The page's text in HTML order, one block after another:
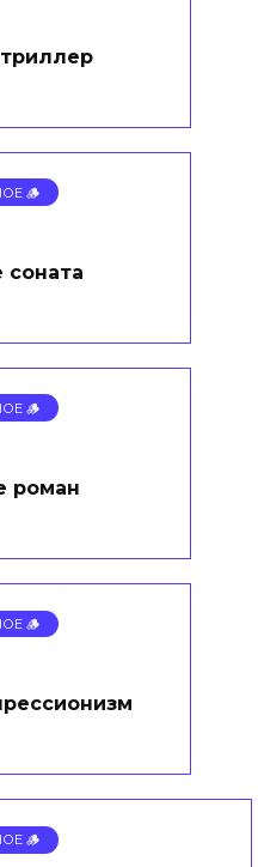
🪵
соната
🪵
роман
🪵
🪵